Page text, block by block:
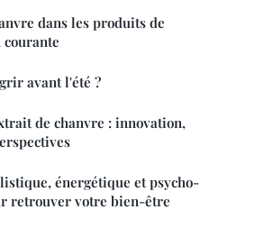
dans les produits de
avant l'été ?
de chanvre : innovation,
énergétique et psycho-
retrouver votre bien-être